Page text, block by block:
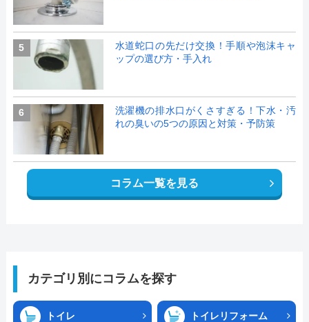
5
水道蛇口の先だけ交換！手順や泡沫キャ
ップの選び方・手入れ
6
洗濯機の排水口がくさすぎる！下水・汚
れの臭いの5つの原因と対策・予防策
コラム一覧を見る
カテゴリ別にコラムを探す
トイレ トイレリフォーム